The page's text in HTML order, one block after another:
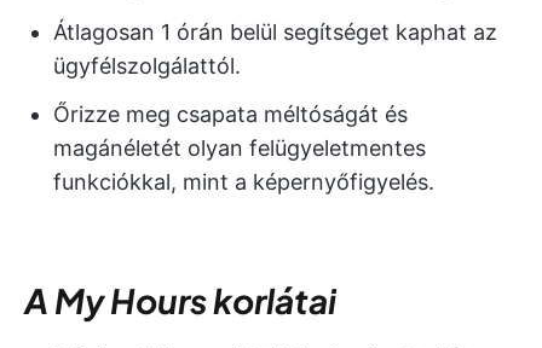
Átlagosan 1 órán belül segítséget kaphat az
ügyfélszolgálattól.
Őrizze meg csapata méltóságát és
magánéletét olyan felügyeletmentes
funkciókkal, mint a képernyőfigyelés.
A My Hours korlátai